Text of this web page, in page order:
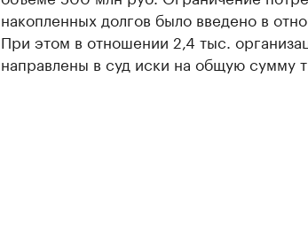
накопленных долгов было введено в
При этом в отношении 2,4 тыс.
направлены в суд иски на общую сумму